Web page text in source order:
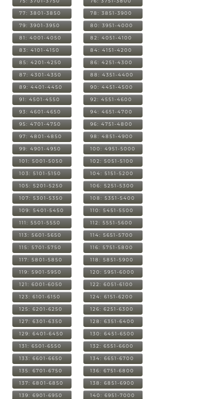
77: 3801-3850 78: 3851-3900
79: 3901-3950 80: 3951-4000
81: 4001-4050 82: 4051-4100
83: 4101-4150 84: 4151-4200
85: 4201-4250 86: 4251-4300
87: 4301-4350 88: 4351-4400
89: 4401-4450 90: 4451-4500
91: 4501-4550 92: 4551-4600
93: 4601-4650 94: 4651-4700
95: 4701-4750 96: 4751-4800
97: 4801-4850 98: 4851-4900
99: 4901-4950 100: 4951-5000
101: 5001-5050 102: 5051-5100
103: 5101-5150 104: 5151-5200
105: 5201-5250 106: 5251-5300
107: 5301-5350 108: 5351-5400
109: 5401-5450 110: 5451-5500
111: 5501-5550 112: 5551-5600
113: 5601-5650 114: 5651-5700
115: 5701-5750 116: 5751-5800
117: 5801-5850 118: 5851-5900
119: 5901-5950 120: 5951-6000
121: 6001-6050 122: 6051-6100
123: 6101-6150 124: 6151-6200
125: 6201-6250 126: 6251-6300
127: 6301-6350 128: 6351-6400
129: 6401-6450 130: 6451-6500
131: 6501-6550 132: 6551-6600
133: 6601-6650 134: 6651-6700
135: 6701-6750 136: 6751-6800
137: 6801-6850 138: 6851-6900
139: 6901-6950 140: 6951-7000